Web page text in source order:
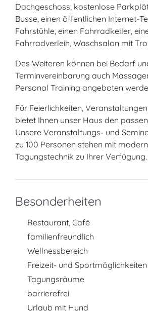
Dachgeschoss, kostenlose
Busse, einen öffentlichen Internet-
Fahrstühle, einen Fahrradkeller,
Fahrradverleih, Waschsalon mit
Des Weiteren können bei Bedarf
Terminvereinbarung auch
Personal Training angeboten
Für Feierlichkeiten,
bietet Ihnen unser Haus den
Unsere Veranstaltungs- und
zu 100 Personen stehen mit
Tagungstechnik zu Ihrer Verfügung.
Besonderheiten
Restaurant, Café
familienfreundlich
Wellnessbereich
Freizeit- und Sportmöglichkeiten
Tagungsräume
barrierefrei
Urlaub mit Hund